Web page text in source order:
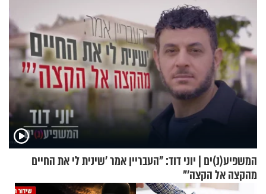
המשפיע(נ)ים | יוני דוד: "העבריין אמר 'שינית לי את החיים
מהקצה אל הקצה'"